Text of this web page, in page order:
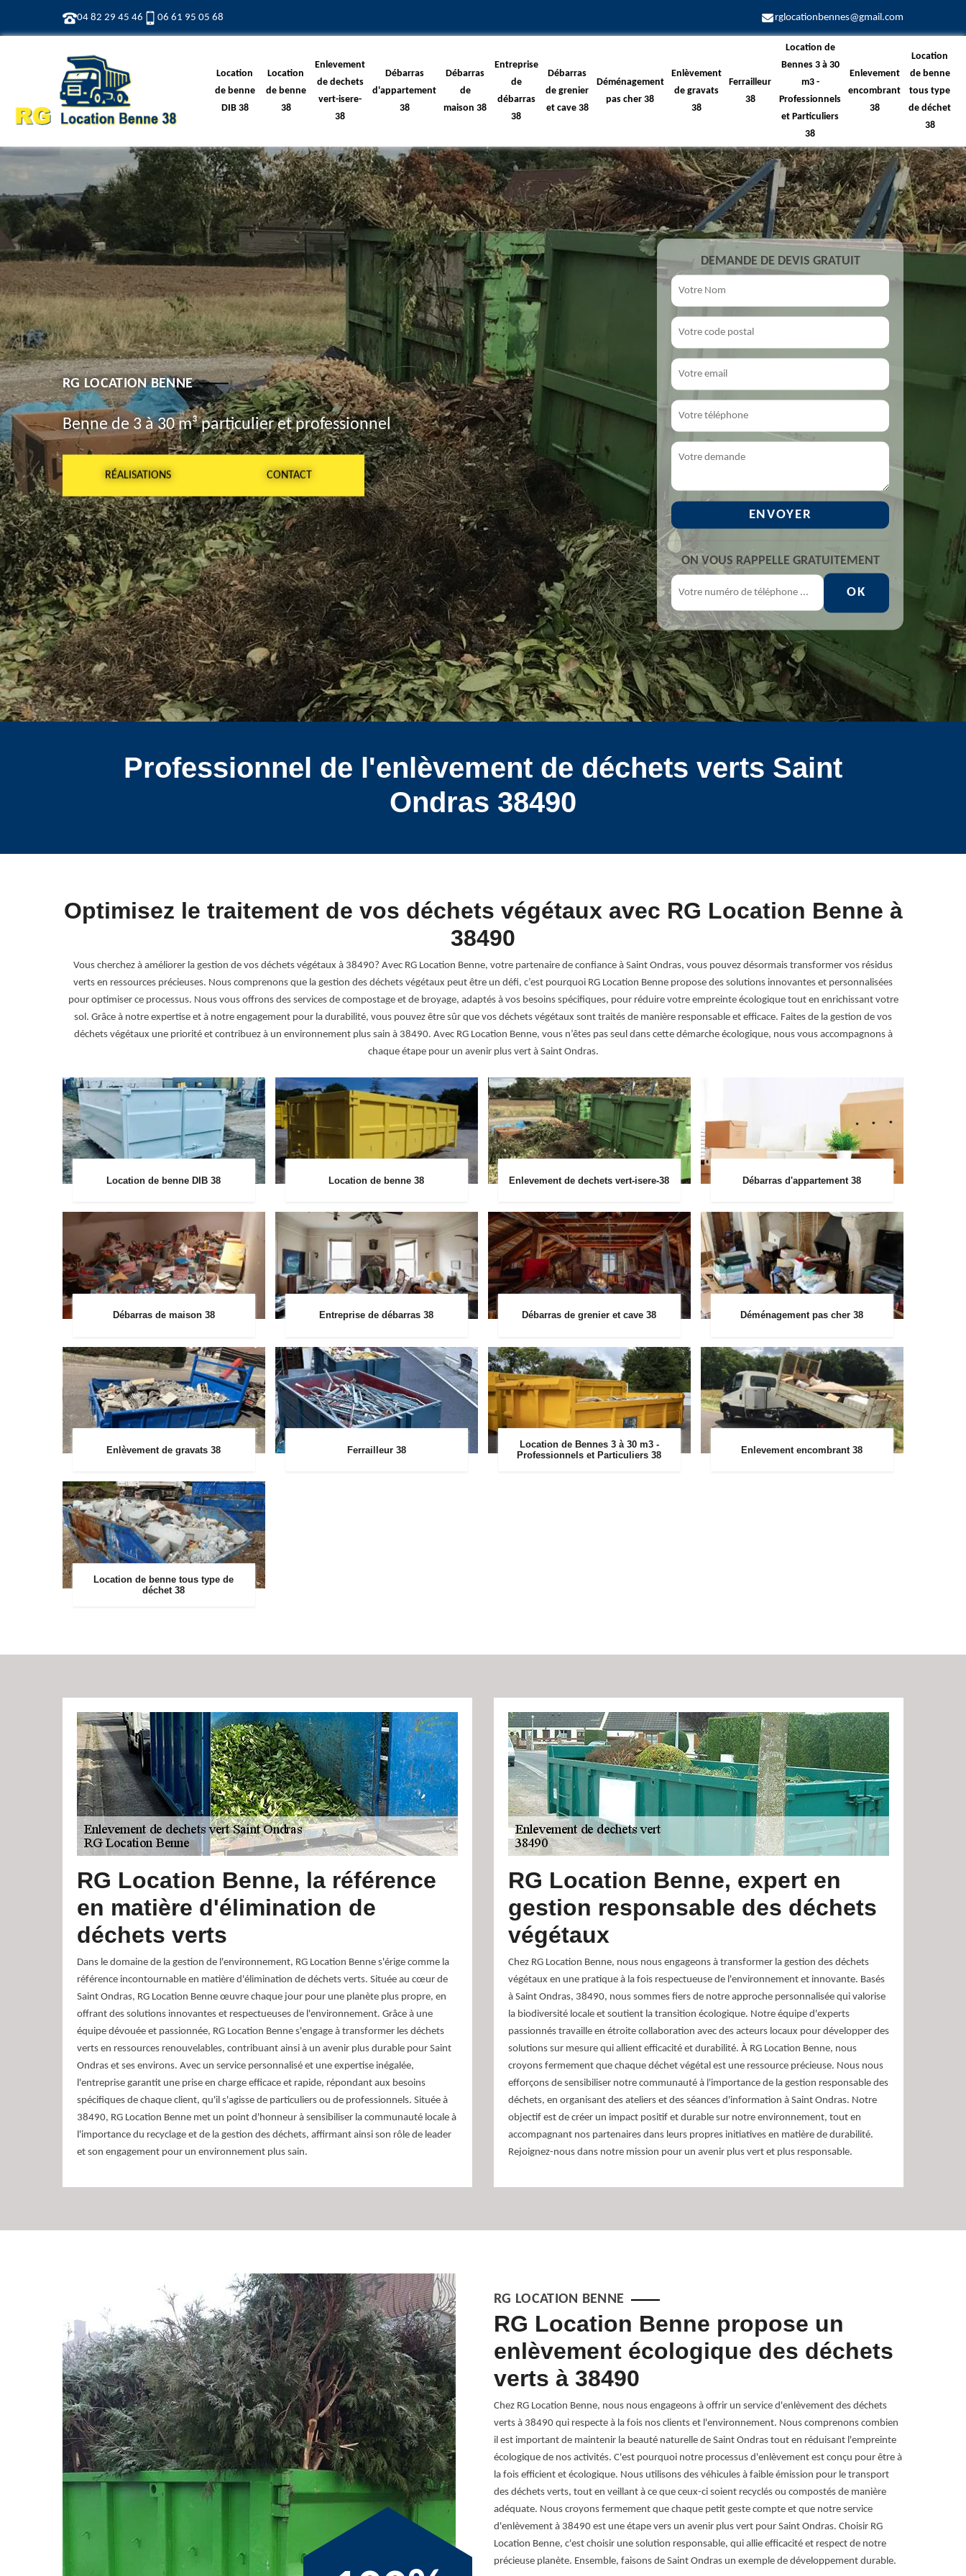
04 82 29 45 46 06 61 95 05 68 rglocationbennes@gmail.com
Location
de benne
DIB 38
Location
de benne
38
Enlevement
de dechets
vert-isere-
38
Débarras
d'appartement
38
Débarras
de
maison 38
Entreprise
de
débarras
38
Débarras
de grenier
et cave 38
Déménagement
pas cher 38
Enlèvement
de gravats
38
Ferrailleur
38
Location de
Bennes 3 à 30
m3 -
Professionnels
et Particuliers
38
Enlevement
encombrant
38
Location
de benne
tous type
de déchet
38
RG LOCATION BENNE
Benne de 3 à 30 m³ particulier et professionnel
RÉALISATIONS CONTACT
DEMANDE DE DEVIS GRATUIT
ON VOUS RAPPELLE GRATUITEMENT
Professionnel de l'enlèvement de déchets verts Saint
Ondras 38490
Optimisez le traitement de vos déchets végétaux avec RG Location Benne à
38490
Vous cherchez à améliorer la gestion de vos déchets végétaux à 38490? Avec RG Location Benne, votre partenaire de confiance à Saint Ondras, vous pouvez désormais transformer vos résidus
verts en ressources précieuses. Nous comprenons que la gestion des déchets végétaux peut être un défi, c’est pourquoi RG Location Benne propose des solutions innovantes et personnalisées
pour optimiser ce processus. Nous vous offrons des services de compostage et de broyage, adaptés à vos besoins spécifiques, pour réduire votre empreinte écologique tout en enrichissant votre
sol. Grâce à notre expertise et à notre engagement pour la durabilité, vous pouvez être sûr que vos déchets végétaux sont traités de manière responsable et efficace. Faites de la gestion de vos
déchets végétaux une priorité et contribuez à un environnement plus sain à 38490. Avec RG Location Benne, vous n’êtes pas seul dans cette démarche écologique, nous vous accompagnons à
chaque étape pour un avenir plus vert à Saint Ondras.
Location de benne DIB 38 Location de benne 38 Enlevement de dechets vert-isere-38 Débarras d'appartement 38
Débarras de maison 38 Entreprise de débarras 38 Débarras de grenier et cave 38 Déménagement pas cher 38
Enlèvement de gravats 38 Ferrailleur 38
Location de Bennes 3 à 30 m3 -
Professionnels et Particuliers 38
Enlevement encombrant 38
Location de benne tous type de
déchet 38
RG Location Benne, la référence
en matière d'élimination de
déchets verts
Dans le domaine de la gestion de l'environnement, RG Location Benne s'érige comme la
référence incontournable en matière d'élimination de déchets verts. Située au cœur de
Saint Ondras, RG Location Benne œuvre chaque jour pour une planète plus propre, en
offrant des solutions innovantes et respectueuses de l'environnement. Grâce à une
équipe dévouée et passionnée, RG Location Benne s'engage à transformer les déchets
verts en ressources renouvelables, contribuant ainsi à un avenir plus durable pour Saint
Ondras et ses environs. Avec un service personnalisé et une expertise inégalée,
l'entreprise garantit une prise en charge efficace et rapide, répondant aux besoins
spécifiques de chaque client, qu'il s'agisse de particuliers ou de professionnels. Située à
38490, RG Location Benne met un point d'honneur à sensibiliser la communauté locale à
l'importance du recyclage et de la gestion des déchets, affirmant ainsi son rôle de leader
et son engagement pour un environnement plus sain.
RG Location Benne, expert en
gestion responsable des déchets
végétaux
Chez RG Location Benne, nous nous engageons à transformer la gestion des déchets
végétaux en une pratique à la fois respectueuse de l'environnement et innovante. Basés
à Saint Ondras, 38490, nous sommes fiers de notre approche personnalisée qui valorise
la biodiversité locale et soutient la transition écologique. Notre équipe d'experts
passionnés travaille en étroite collaboration avec des acteurs locaux pour développer des
solutions sur mesure qui allient efficacité et durabilité. À RG Location Benne, nous
croyons fermement que chaque déchet végétal est une ressource précieuse. Nous nous
efforçons de sensibiliser notre communauté à l'importance de la gestion responsable des
déchets, en organisant des ateliers et des séances d'information à Saint Ondras. Notre
objectif est de créer un impact positif et durable sur notre environnement, tout en
accompagnant nos partenaires dans leurs propres initiatives en matière de durabilité.
Rejoignez-nous dans notre mission pour un avenir plus vert et plus responsable.
RG LOCATION BENNE
Réduisez l'empreinte carbone avec
notre service de gestion des déchets
verts à 38490
Chez RG Location Benne, nous comprenons l'importance de protéger notre planète pour les
générations futures. C'est pourquoi nous vous invitons à découvrir notre service de gestion des
déchets verts à 38490, conçu pour réduire efficacement votre empreinte carbone. En optant
pour notre solution à Saint Ondras, vous contribuez à un avenir plus durable. Notre équipe
d'experts s'engage à traiter vos déchets verts de manière écologique, en les transformant en
compost de qualité supérieure. En plus de réduire les émissions de gaz à effet de serre, cette
démarche enrichit le sol de notre belle région de Saint Ondras, favorisant ainsi la biodiversité
locale. En choisissant RG Location Benne, vous faites le choix d'un service qui respecte
l'environnement tout en répondant à vos besoins. Ensemble, faisons de 38490 un modèle de
gestion durable des déchets verts. Rejoignez notre initiative pour un avenir plus vert et plus
RG Location Benne propose un
enlèvement écologique des déchets
verts à 38490
Chez RG Location Benne, nous nous engageons à offrir un service d'enlèvement des déchets
verts à 38490 qui respecte à la fois nos clients et l'environnement. Nous comprenons combien
il est important de maintenir la beauté naturelle de Saint Ondras tout en réduisant l'empreinte
écologique de nos activités. C'est pourquoi notre processus d'enlèvement est conçu pour être à
la fois efficient et écologique. Nous utilisons des véhicules à faible émission pour le transport
des déchets verts, tout en veillant à ce que ceux-ci soient recyclés ou compostés de manière
adéquate. Nous croyons fermement que chaque petit geste compte et que notre service
d'enlèvement à 38490 est une étape vers un avenir plus vert pour Saint Ondras. Choisir RG
Location Benne, c'est choisir une solution responsable, qui allie efficacité et respect de notre
précieuse planète. Ensemble, faisons de Saint Ondras un exemple de développement durable.